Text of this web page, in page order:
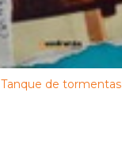
Tanque de tormentas